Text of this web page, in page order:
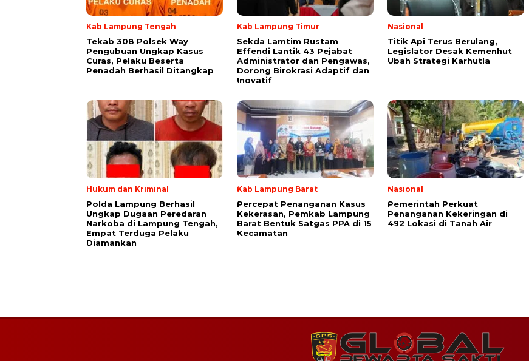
Kab Lampung Tengah
Tekab 308 Polsek Way
Pengubuan Ungkap Kasus
Curas, Pelaku Beserta
Penadah Berhasil Ditangkap
Kab Lampung Timur
Sekda Lamtim Rustam
Effendi Lantik 43 Pejabat
Administrator dan Pengawas,
Dorong Birokrasi Adaptif dan
Inovatif
Nasional
Titik Api Terus Berulang,
Legislator Desak Kemenhut
Ubah Strategi Karhutla
Hukum dan Kriminal
Polda Lampung Berhasil
Ungkap Dugaan Peredaran
Narkoba di Lampung Tengah,
Empat Terduga Pelaku
Diamankan
Kab Lampung Barat
Percepat Penanganan Kasus
Kekerasan, Pemkab Lampung
Barat Bentuk Satgas PPA di 15
Kecamatan
Nasional
Pemerintah Perkuat
Penanganan Kekeringan di
492 Lokasi di Tanah Air